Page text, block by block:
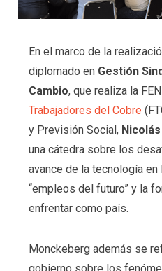
En el marco de la
diplomado en Gestión
Cambio, que realiza la
Trabajadores del Cobre
y Previsión Social,
una cátedra sobre los
avance de la tecnología
“empleos del futuro” y la
enfrentar como país.
Monckeberg además se